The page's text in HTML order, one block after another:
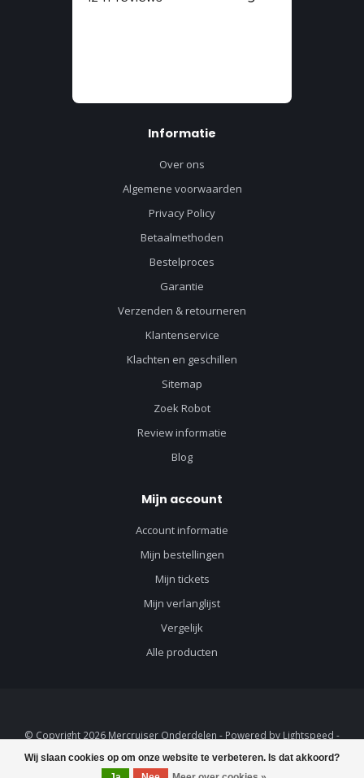
Wij slaan cookies op om onze website te verbeteren. Is dat akkoord?
Informatie
Over ons
Algemene voorwaarden
Privacy Policy
Betaalmethoden
Bestelproces
Garantie
Verzenden & retourneren
Klantenservice
Klachten en geschillen
Sitemap
Zoek Robot
Review informatie
Blog
Mijn account
Account informatie
Mijn bestellingen
Mijn tickets
Mijn verlanglijst
Vergelijk
Alle producten
© Copyright 2026 Mercruiser Onderdelen - Powered by Lightspeed -
Lightspeed designbyDyvelopment